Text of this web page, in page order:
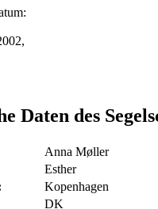
Daten des
Anna Møller
Esther
Kopenhagen
DK